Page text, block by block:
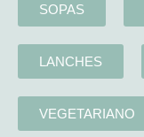
SOPAS
LANCHES
VEGETARIANO